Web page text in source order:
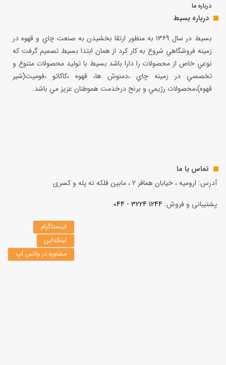
درباره ما
درباره بسیط
بسيط در سال ۱۳۶۹ به منظور ارتقا بخشيدن به صنعت چاي و قهوه در
زمينه فروشگاهي شروع به كار كرد از همان ابتدا بسيط تصميم گرفت كه
نوعي خاص از محصولات را دارا باشد بسيط با توليد محصولات متنوع و
تخصصي در زمينه چاي ،دمنوش ها، قهوه ،كاكائو ،فوميت(شير
قهوه)،محصولات رژيمي و برنج درخدمت هموطنان عزيز مي باشد.
تماس با ما
آدرس: ارومیه ، خیابان همافر 2 ، مابين فلكه نه پله و کسری
پشتیبانی و فروش: 1244 3224 - 044
اینستاگرام
لینکداین
مشاوره در واتس آپ